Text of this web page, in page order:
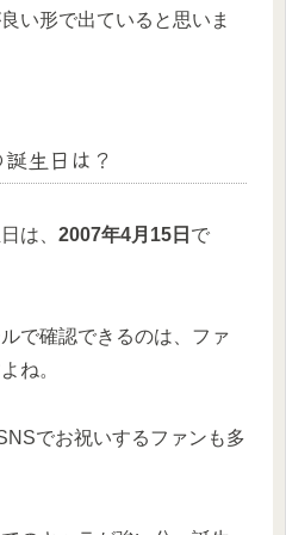
い形で出ていると思いま
生日は？
は、 2007年4月15日 で
で確認できるのは、ファ
ね。
でお祝いするファンも多